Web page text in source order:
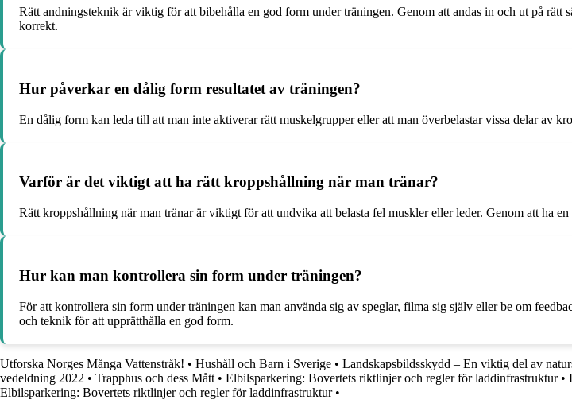
Rätt andningsteknik är viktig för att bibehålla en god form under träningen. Genom att andas in och ut på
korrekt.
Hur påverkar en dålig form resultatet av träningen?
En dålig form kan leda till att man inte aktiverar rätt muskelgrupper eller att man överbelastar vissa delar av
Varför är det viktigt att ha rätt kroppshållning när man tränar?
Rätt kroppshållning när man tränar är viktigt för att undvika att belasta fel muskler eller leder. Genom att ha
Hur kan man kontrollera sin form under träningen?
För att kontrollera sin form under träningen kan man använda sig av speglar, filma sig själv eller be om
och teknik för att upprätthålla en god form.
Utforska Norges Många Vattenstråk! • Hushåll och Barn i Sverige • Landskapsbildsskydd – En viktig del av
vedeldning 2022 • Trapphus och dess Mått • Elbilsparkering: Bovertets riktlinjer och regler för laddinfrastruktur•
Elbilsparkering: Bovertets riktlinjer och regler för laddinfrastruktur•